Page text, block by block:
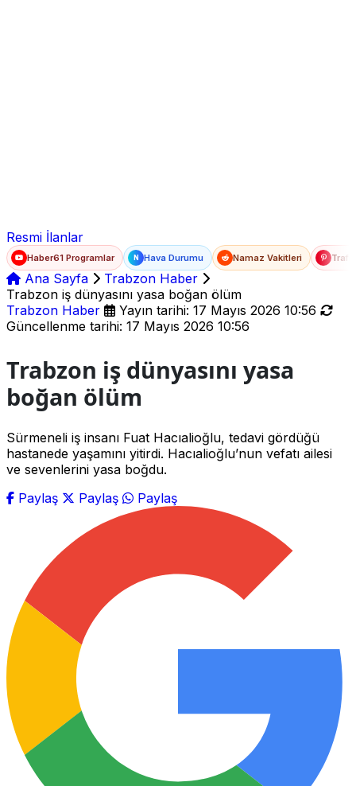
Resmi İlanlar
Haber61 Programlar N Hava Durumu Namaz Vakitleri
Ana Sayfa
Trabzon Haber
Trabzon iş dünyasını yasa boğan ölüm
Trabzon Haber
Yayın tarihi: 17 Mayıs 2026 10:56
Güncellenme tarihi: 17 Mayıs 2026 10:56
Trabzon iş dünyasını yasa
boğan ölüm
Sürmeneli iş insanı Fuat Hacıalioğlu, tedavi gördüğü
hastanede yaşamını yitirdi. Hacıalioğlu’nun vefatı ailesi
ve sevenlerini yasa boğdu.
Paylaş
Paylaş Paylaş